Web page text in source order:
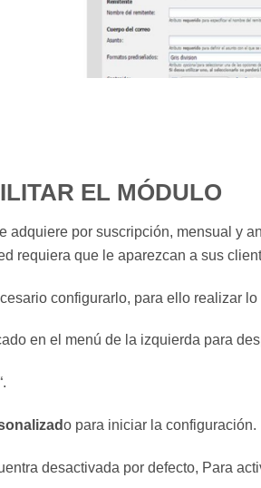
EL MÓDULO
adquiere por suscripción, mensual y
requiera que le aparezcan a sus
configurarlo, para ello realizar
en el menú de la izquierda para
o para iniciar la configuración.
desactivada por defecto, Para